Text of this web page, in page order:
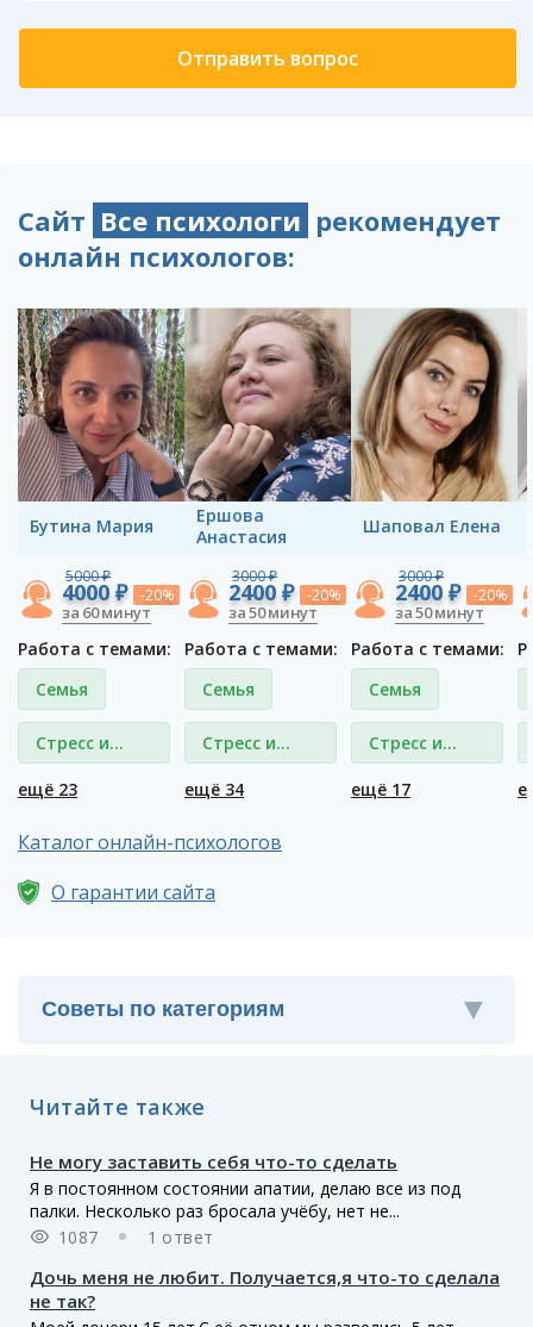
Сайт Все психологи рекомендует
онлайн психологов:
Бутина Мария
5000 ₽
4000 ₽ -20%
за 60 минут
Работа с темами:
Семья
Стресс и
депрессия
ещё 23
Ершова
Анастасия
3000 ₽
2400 ₽ -20%
за 50 минут
Работа с темами:
Семья
Стресс и
депрессия
ещё 34
Шаповал Елена
3000 ₽
2400 ₽ -20%
за 50 минут
Работа с темами:
Семья
Стресс и
депрессия
ещё 17
Каталог онлайн-психологов
О гарантии сайта
Читайте также
Не могу заставить себя что-то сделать
Я в постоянном состоянии апатии, делаю все из под
палки. Несколько раз бросала учёбу, нет не...
1087
1 ответ
Дочь меня не любит. Получается,я что-то сделала
не так?